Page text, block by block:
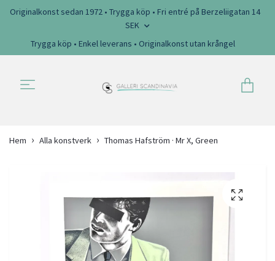
Originalkonst sedan 1972 • Trygga köp • Fri entré på Berzeliigatan 14
SEK
Trygga köp • Enkel leverans • Originalkonst utan krångel
Hem Alla konstverk Thomas Hafström · Mr X, Green